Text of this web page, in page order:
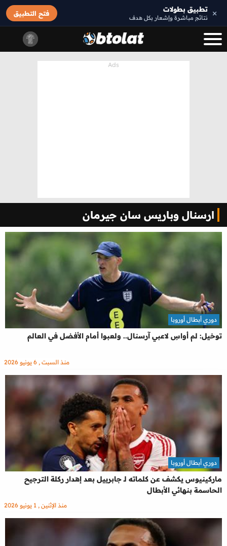
× تطبيق بطولات
نتائج مباشرة وإشعار بكل هدف
فتح التطبيق
ارسنال وباريس سان جيرمان
توخيل: لم أواسِ لاعبي آرسنال.. ولعبوا أمام الأفضل في العالم
دوري أبطال أوروبا
منذ السبت , 6 يونيو 2026
ماركينيوس يكشف عن كلماته لـ جابرييل بعد إهدار ركلة الترجيح
الحاسمة بنهائي الأبطال
دوري أبطال أوروبا
منذ الإثنين , 1 يونيو 2026